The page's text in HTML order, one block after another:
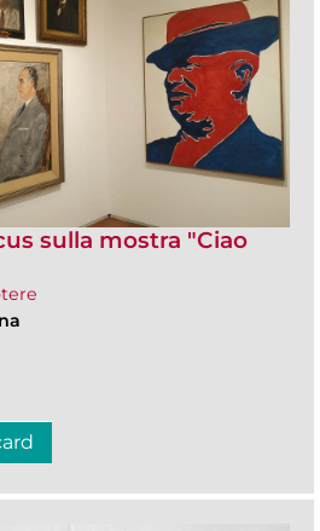
sulla mostra "Ciao